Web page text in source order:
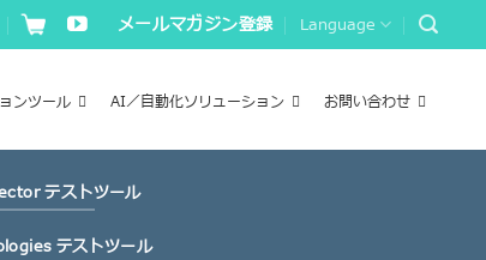
メールマガジン登録 Language
ンツール AI／自動化ソリューション お問い合わせ
テストツール
テストツール